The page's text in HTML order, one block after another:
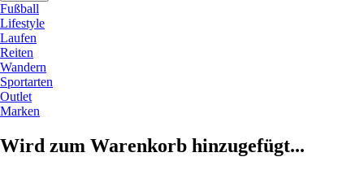
Fußball
Lifestyle
Laufen
Reiten
Wandern
Sportarten
Outlet
Marken
Wird zum Warenkorb hinzugefügt...